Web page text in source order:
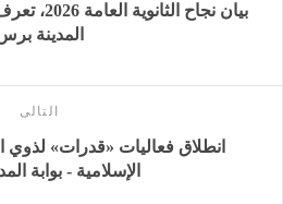
بيان نجاح
المدينة
التالى
انطلاق فعاليات «قدرات» لذوي
الإسلامية - بوابة